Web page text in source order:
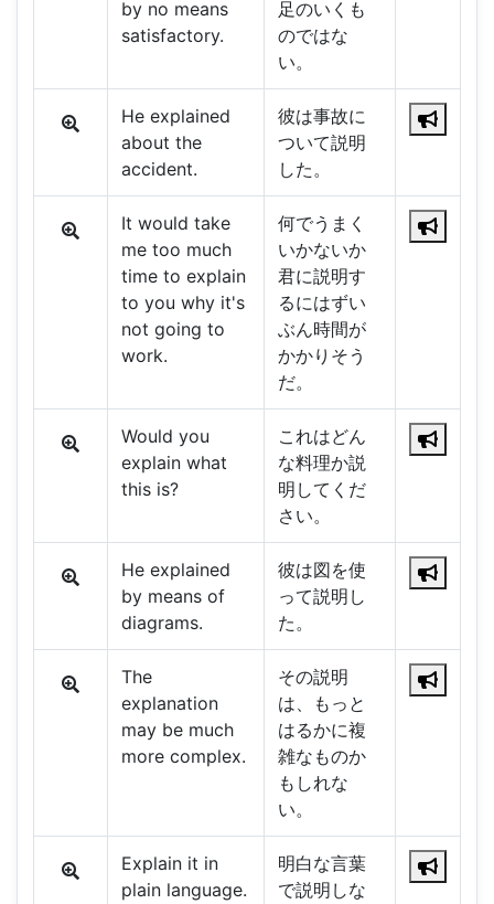
by no means
satisfactory.
足のいくも
のではな
い。
He explained
about the
accident.
彼は事故に
ついて説明
した。
It would take
me too much
time to explain
to you why it's
not going to
work.
何でうまく
いかないか
君に説明す
るにはずい
ぶん時間が
かかりそう
だ。
Would you
explain what
this is?
これはどん
な料理か説
明してくだ
さい。
He explained
by means of
diagrams.
彼は図を使
って説明し
た。
The
explanation
may be much
more complex.
その説明
は、もっと
はるかに複
雑なものか
もしれな
い。
Explain it in
plain language.
明白な言葉
で説明しな